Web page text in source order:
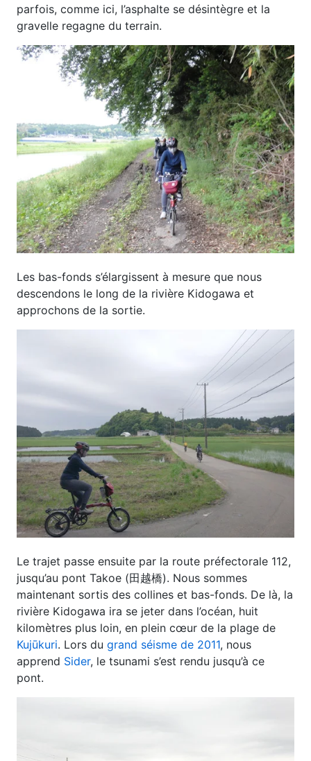
parfois, comme ici, l’asphalte se désintègre et la
gravelle regagne du terrain.
Les bas-fonds s’élargissent à mesure que nous
descendons le long de la rivière Kidogawa et
approchons de la sortie.
Le trajet passe ensuite par la route préfectorale 112,
jusqu’au pont Takoe (田越橋). Nous sommes
maintenant sortis des collines et bas-fonds. De là, la
rivière Kidogawa ira se jeter dans l’océan, huit
kilomètres plus loin, en plein cœur de la plage de
Kujūkuri. Lors du grand séisme de 2011, nous
apprend Sider, le tsunami s’est rendu jusqu’à ce
pont.